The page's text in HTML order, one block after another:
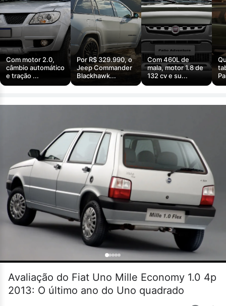
Com motor 2.0,
câmbio automático
e tração ...
Por R$ 329.990, o
Jeep Commander
Blackhawk...
Com 460L de
mala, motor 1.8 de
132 cv e su...
Avaliação do Fiat Uno Mille Economy 1.0 4p
2013: O último ano do Uno quadrado